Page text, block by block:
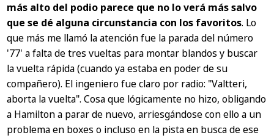
más alto del podio parece que no lo verá más salvo
que se dé alguna circunstancia con los favoritos. Lo
que más me llamó la atención fue la parada del número
'77' a falta de tres vueltas para montar blandos y buscar
la vuelta rápida (cuando ya estaba en poder de su
compañero). El ingeniero fue claro por radio: "Valtteri,
aborta la vuelta". Cosa que lógicamente no hizo, obligando
a Hamilton a parar de nuevo, arriesgándose con ello a un
problema en boxes o incluso en la pista en busca de ese